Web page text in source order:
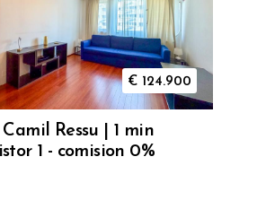
€ 124.900
Ressu | 1 min
1 - comision 0%